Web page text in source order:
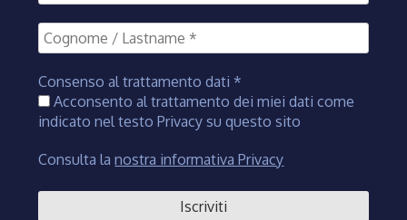
Consenso al trattamento dati *
Acconsento al trattamento dei miei dati come
indicato nel testo Privacy su questo sito
Consulta lanostra informativa Privacy